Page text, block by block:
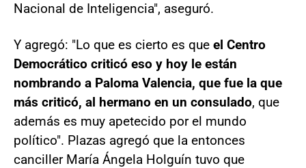
Nacional de Inteligencia", aseguró.
Y agregó: "Lo que es cierto es que el Centro
Democrático criticó eso y hoy le están
nombrando a Paloma Valencia, que fue la que
más criticó, al hermano en un consulado, que
además es muy apetecido por el mundo
político". Plazas agregó que la entonces
canciller María Ángela Holguín tuvo que